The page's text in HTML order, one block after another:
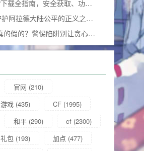
华泰联合证券APP下载全指南，安全获取、功能解析与使用技巧
DNF投诉中心，守护阿拉德大陆公平的正义之门官方网站
穿越火线刷CF点真的假的？警惕陷阱别让贪心毁掉游戏体验
官网 (210)
游戏 (435) CF (1995)
和平 (290) cf (2300)
礼包 (193) 加点 (477)